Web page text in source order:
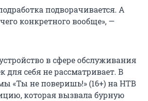
подворачивается. А
конкретного вообще», —
в сфере обслуживания
для себя не рассматривает. В
«Ты не поверишь!» (16+) на НТВ
которая вызвала бурную